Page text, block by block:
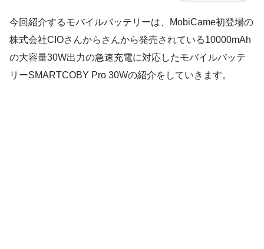
今回紹介するモバイルバッテリーは、MobiCame初登場の
株式会社CIOさんからさんから発売されている10000mAh
の大容量30W出力の急速充電に対応したモバイルバッテ
リーSMARTCOBY Pro 30Wの紹介をしていきます。